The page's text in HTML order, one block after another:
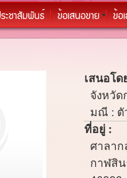
เสนอโด
จังหวั
มณี : ตั
ที่อยู่ :
ศาลา
กาฬสิน